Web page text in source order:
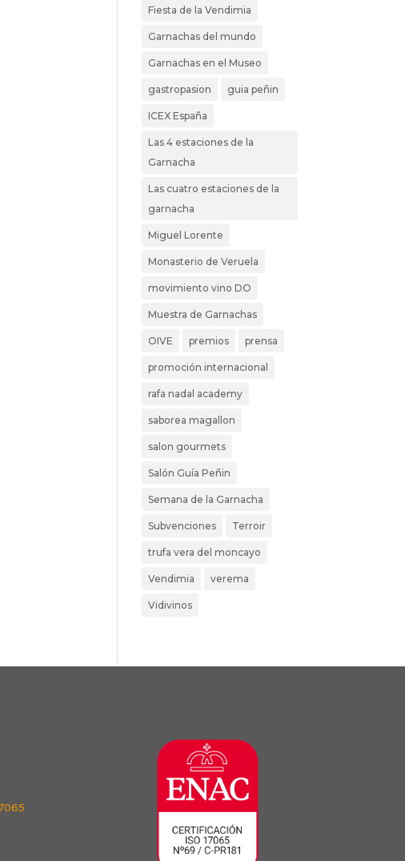
Fiesta de la Vendimia
Garnachas del mundo
Garnachas en el Museo
gastropasion guia peñin
ICEX España
Las 4 estaciones de la
Garnacha
Las cuatro estaciones de la
garnacha
Miguel Lorente
Monasterio de Veruela
movimiento vino DO
Muestra de Garnachas
OIVE premios prensa
promoción internacional
rafa nadal academy
saborea magallon
salon gourmets
Salón Guía Peñin
Semana de la Garnacha
Subvenciones Terroir
trufa vera del moncayo
Vendimia verema
Vidivinos